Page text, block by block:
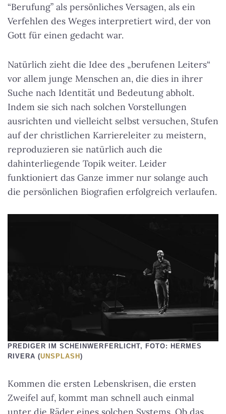
“Berufung” als persönliches Versagen, als ein
Verfehlen des Weges interpretiert wird, der von
Gott für einen gedacht war.
Natürlich zieht die Idee des „berufenen Leiters“
vor allem junge Menschen an, die dies in ihrer
Suche nach Identität und Bedeutung abholt.
Indem sie sich nach solchen Vorstellungen
ausrichten und vielleicht selbst versuchen, Stufen
auf der christlichen Karriereleiter zu meistern,
reproduzieren sie natürlich auch die
dahinterliegende Topik weiter. Leider
funktioniert das Ganze immer nur solange auch
die persönlichen Biografien erfolgreich verlaufen.
PREDIGER IM SCHEINWERFERLICHT, FOTO: HERMES
RIVERA (UNSPLASH)
Kommen die ersten Lebenskrisen, die ersten
Zweifel auf, kommt man schnell auch einmal